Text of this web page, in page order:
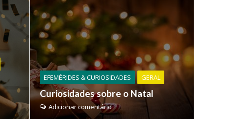
EFEMÉRIDES & CURIOSIDADES GERAL
Curiosidades sobre o Natal
Adicionar comentário